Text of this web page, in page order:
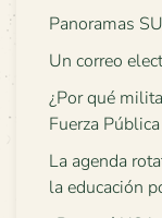
Panoramas
Un correo
¿Por qué
Fuerza
La agenda
la educación